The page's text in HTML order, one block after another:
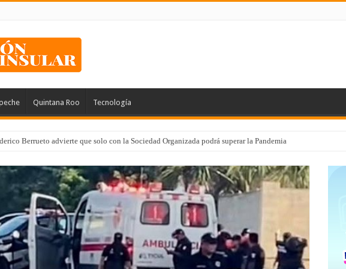
Quintana Roo Tecnología
Berrueto advierte que solo con la Sociedad Organizada podrá superar la Pandemia